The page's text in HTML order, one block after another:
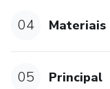
04 Materiais
05 Principal